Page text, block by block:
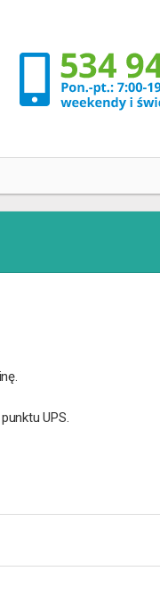
UPS.